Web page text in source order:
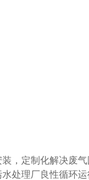
，定制化解决废
处理厂良性循环运